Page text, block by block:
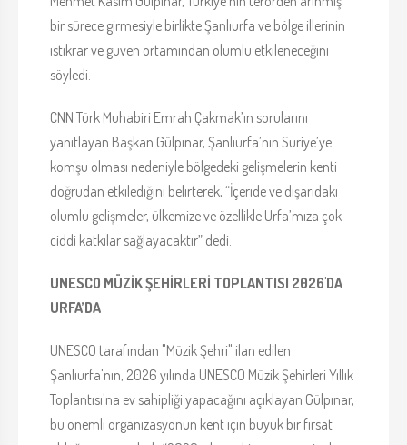
bir sürece girmesiyle birlikte Şanlıurfa ve bölge illerinin
istikrar ve güven ortamından olumlu etkileneceğini
söyledi.
CNN Türk Muhabiri Emrah Çakmak’ın sorularını
yanıtlayan Başkan Gülpınar, Şanlıurfa’nın Suriye’ye
komşu olması nedeniyle bölgedeki gelişmelerin kenti
doğrudan etkilediğini belirterek, “İçeride ve dışarıdaki
olumlu gelişmeler, ülkemize ve özellikle Urfa’mıza çok
ciddi katkılar sağlayacaktır” dedi.
UNESCO MÜZİK ŞEHİRLERİ TOPLANTISI 2026'DA
URFA’DA
UNESCO tarafından "Müzik Şehri" ilan edilen
Şanlıurfa'nın, 2026 yılında UNESCO Müzik Şehirleri Yıllık
Toplantısı'na ev sahipliği yapacağını açıklayan Gülpınar,
bu önemli organizasyonun kent için büyük bir fırsat